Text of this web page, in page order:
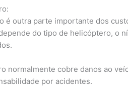
é outra parte importante dos
do tipo de helicóptero, o
normalmente cobre danos ao
por acidentes.